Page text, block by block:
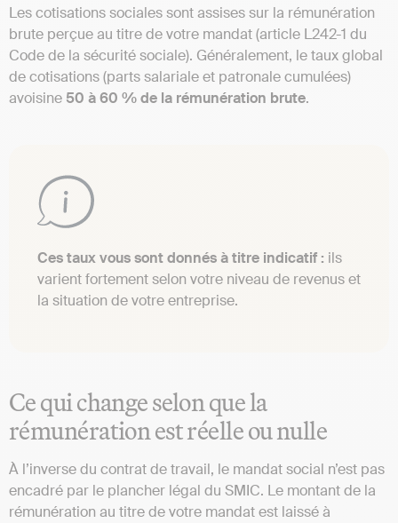
Les cotisations sociales sont assises sur la rémunération
brute perçue au titre de votre mandat (article L242-1 du
Code de la sécurité sociale). Généralement, le taux global
de cotisations (parts salariale et patronale cumulées)
avoisine 50 à 60 % de la rémunération brute.
Ces taux vous sont donnés à titre indicatif : ils
varient fortement selon votre niveau de revenus et
la situation de votre entreprise.
Ce qui change selon que la
rémunération est réelle ou nulle
À l’inverse du contrat de travail, le mandat social n’est pas
encadré par le plancher légal du SMIC. Le montant de la
rémunération au titre de votre mandat est laissé à